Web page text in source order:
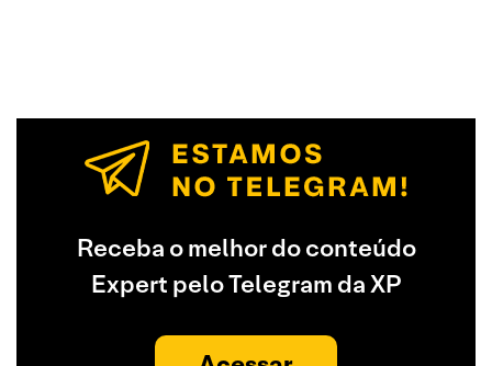
Receba o melhor do conteúdo
Expert pelo Telegram da XP